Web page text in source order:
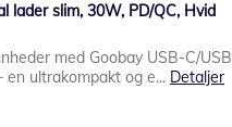
lader slim, 30W, PD/QC, Hvid
med Goobay USB-C/USB
en ultrakompakt og e... Detaljer